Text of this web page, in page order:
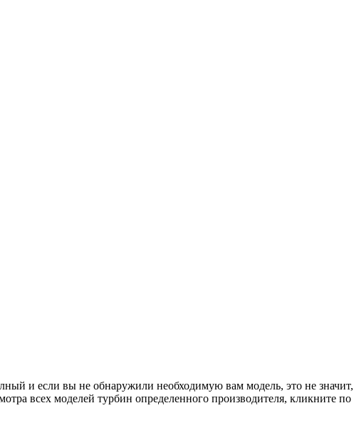
и если вы не обнаружили необходимую вам модель, это не значит,
всех моделей турбин определенного производителя, кликните по